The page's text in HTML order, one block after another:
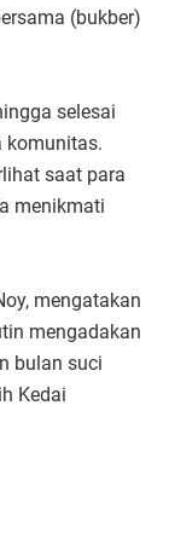
(bukber)
selesai
komunitas.
saat para
menikmati
mengatakan
mengadakan
bulan suci
Kedai